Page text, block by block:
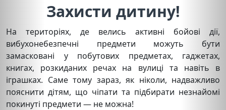
Захисти дитину!
На територіях, де велись активні бойові дії,
вибухонебезпечні предмети можуть бути
замасковані у побутових предметах, гаджетах,
книгах, розкиданих речах на вулиці та навіть в
іграшках. Саме тому зараз, як ніколи, надважливо
пояснити дітям, що чіпати та підбирати незнайомі
покинуті предмети — не можна!